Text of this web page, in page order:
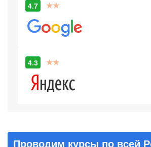
4.7
4.3
Проводим курсы по всей